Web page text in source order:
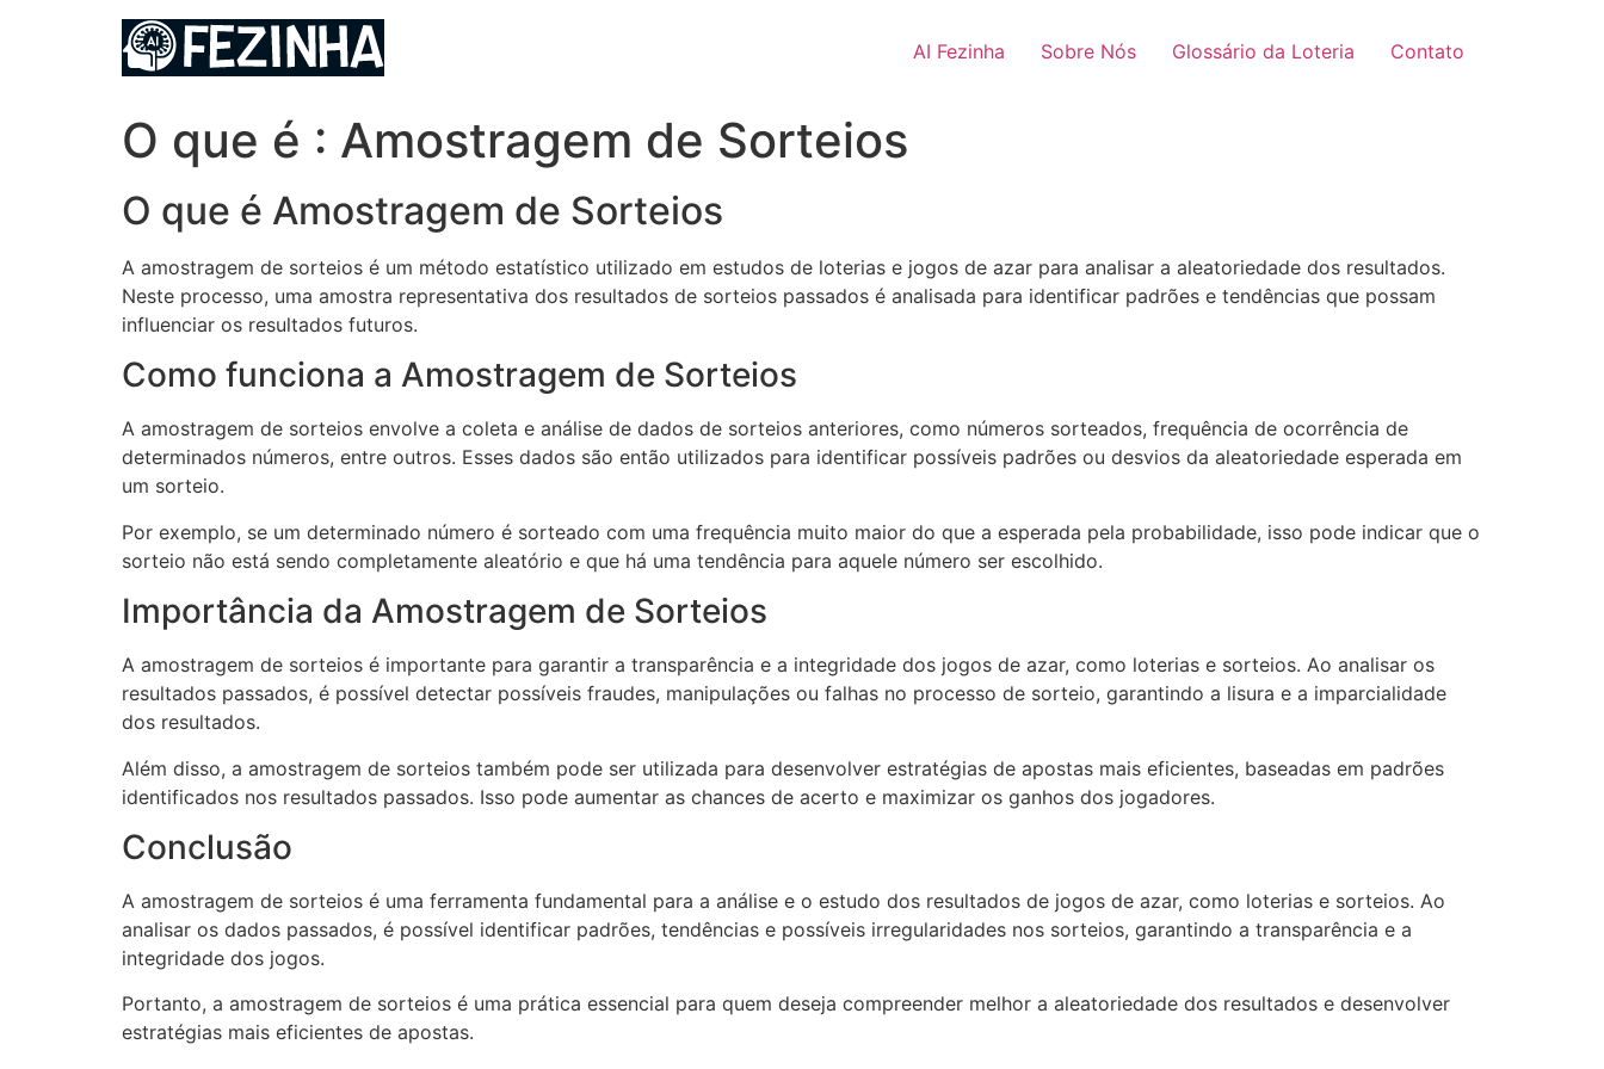
AI Fezinha Sobre Nós Glossário da Loteria Contato
O que é : Amostragem de Sorteios
O que é Amostragem de Sorteios
A amostragem de sorteios é um método estatístico utilizado em estudos de loterias e jogos de azar para analisar a aleatoriedade dos resultados.
Neste processo, uma amostra representativa dos resultados de sorteios passados é analisada para identificar padrões e tendências que possam
influenciar os resultados futuros.
Como funciona a Amostragem de Sorteios
A amostragem de sorteios envolve a coleta e análise de dados de sorteios anteriores, como números sorteados, frequência de ocorrência de
determinados números, entre outros. Esses dados são então utilizados para identificar possíveis padrões ou desvios da aleatoriedade esperada em
um sorteio.
Por exemplo, se um determinado número é sorteado com uma frequência muito maior do que a esperada pela probabilidade, isso pode indicar que o
sorteio não está sendo completamente aleatório e que há uma tendência para aquele número ser escolhido.
Importância da Amostragem de Sorteios
A amostragem de sorteios é importante para garantir a transparência e a integridade dos jogos de azar, como loterias e sorteios. Ao analisar os
resultados passados, é possível detectar possíveis fraudes, manipulações ou falhas no processo de sorteio, garantindo a lisura e a imparcialidade
dos resultados.
Além disso, a amostragem de sorteios também pode ser utilizada para desenvolver estratégias de apostas mais eficientes, baseadas em padrões
identificados nos resultados passados. Isso pode aumentar as chances de acerto e maximizar os ganhos dos jogadores.
Conclusão
A amostragem de sorteios é uma ferramenta fundamental para a análise e o estudo dos resultados de jogos de azar, como loterias e sorteios. Ao
analisar os dados passados, é possível identificar padrões, tendências e possíveis irregularidades nos sorteios, garantindo a transparência e a
integridade dos jogos.
Portanto, a amostragem de sorteios é uma prática essencial para quem deseja compreender melhor a aleatoriedade dos resultados e desenvolver
estratégias mais eficientes de apostas.